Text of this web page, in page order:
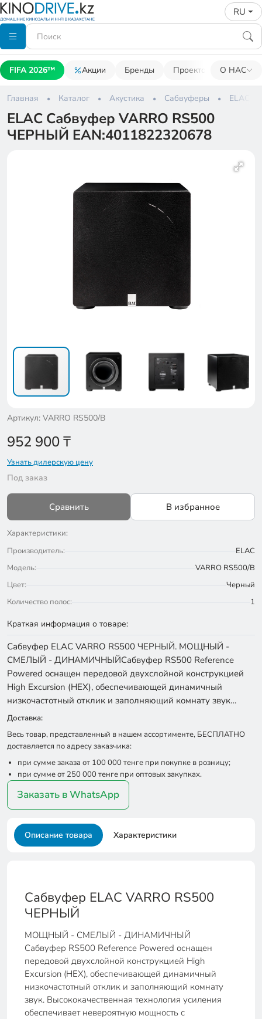
RU
FIFA 2026™ Акции Бренды Проекторы О НАС
Главная Каталог Акустика Сабвуферы ELAC
ELAC Сабвуфер VARRO RS500
ЧЕРНЫЙ EAN:4011822320678
Артикул: VARRO RS500/B
952 900₸
Узнать дилерскую цену
Под заказ
Сравнить В избранное
Характеристики:
Производитель:
ELAC
Модель:
VARRO RS500/B
Цвет:
Черный
Количество полос:
1
Краткая информация о товаре:
Сабвуфер ELAC VARRO RS500 ЧЕРНЫЙ. МОЩНЫЙ -
СМЕЛЫЙ - ДИНАМИЧНЫЙСабвуфер RS500 Reference
Powered оснащен передовой двухслойной конструкцией
High Excursion (HEX), обеспечивающей динамичный
низкочастотный отклик и заполняющий комнату звук…
Доставка:
Весь товар, представленный в нашем ассортименте, БЕСПЛАТНО
доставляется по адресу заказчика:
при сумме заказа от 100 000 тенге при покупке в розницу;
при сумме от 250 000 тенге при оптовых закупках.
Заказать в WhatsApp
Описание товара Характеристики
Сабвуфер ELAC VARRO RS500
ЧЕРНЫЙ
МОЩНЫЙ - СМЕЛЫЙ - ДИНАМИЧНЫЙ
Сабвуфер RS500 Reference Powered оснащен
передовой двухслойной конструкцией High
Excursion (HEX), обеспечивающей динамичный
низкочастотный отклик и заполняющий комнату
звук. Высококачественная технология усиления
обеспечивает невероятную мощность с